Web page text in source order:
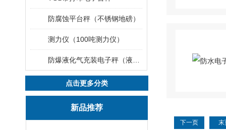
防腐蚀平台秤（不锈钢地磅）
测力仪（100吨测力仪）
点击更多分类
新品推荐
下一页 末